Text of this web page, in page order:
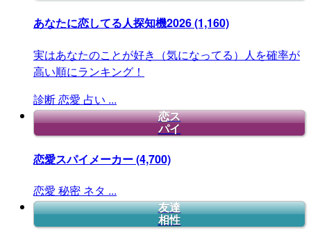
あなたに恋してる人探知機2026(1,160)
実はあなたのことが好き（気になってる）人を確率が
高い順にランキング！
診断恋愛 占い ...
恋ス
パイ
恋愛スパイメーカー(4,700)
恋愛 秘密 ネタ ...
友達
相性